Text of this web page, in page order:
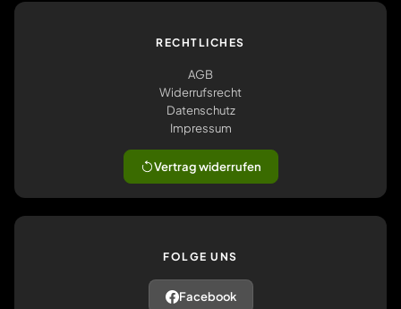
RECHTLICHES
AGB
Widerrufsrecht
Datenschutz
Impressum
Vertrag widerrufen
FOLGE UNS
Facebook